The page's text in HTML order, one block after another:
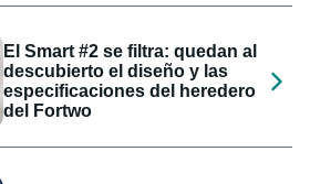
El Smart #2 se filtra: quedan al
descubierto el diseño y las
especificaciones del heredero
del Fortwo